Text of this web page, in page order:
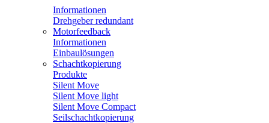
Informationen
Drehgeber redundant
Motorfeedback
Informationen
Einbaulösungen
Schachtkopierung
Produkte
Silent Move
Silent Move light
Silent Move Compact
Seilschachtkopierung